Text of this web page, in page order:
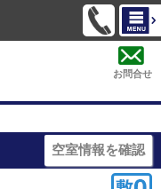
お問合せ
空室情報を確認